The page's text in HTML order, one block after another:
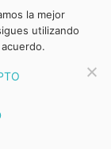
la mejor
utilizando